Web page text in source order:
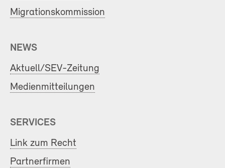
Migrationskommission
NEWS
Aktuell/SEV-Zeitung
Medienmitteilungen
SERVICES
Link zum Recht
Partnerfirmen